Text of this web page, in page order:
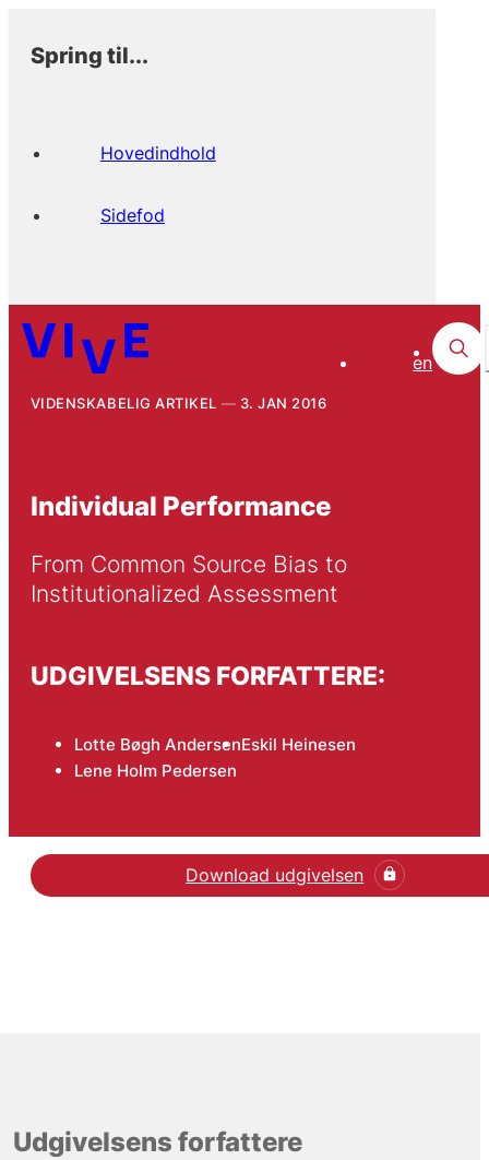
Spring til...
Hovedindhold
Sidefod
en
VIDENSKABELIG ARTIKEL 3. JAN 2016
Individual Performance
From Common Source Bias to
Institutionalized Assessment
UDGIVELSENS FORFATTERE:
Lotte Bøgh AndersenEskil Heinesen
Lene Holm Pedersen
Download udgivelsen
Udgivelsens forfattere